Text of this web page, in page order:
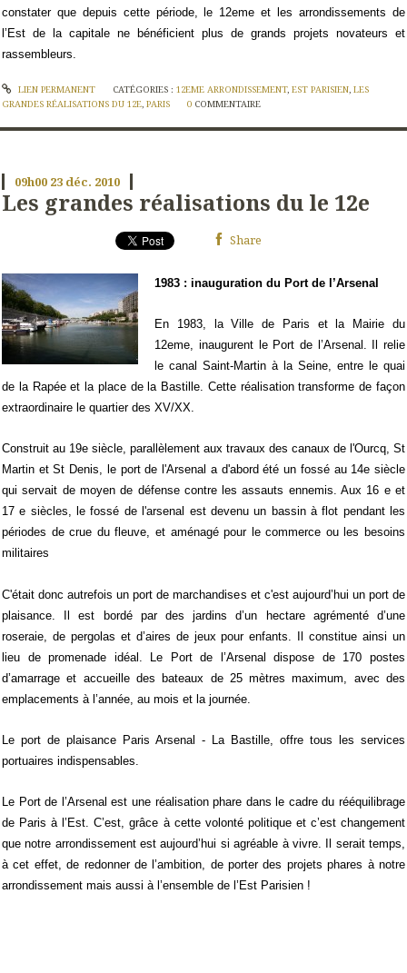
constater que depuis cette période, le 12eme et les arrondissements de
l’Est de la capitale ne bénéficient plus de grands projets novateurs et
rassembleurs.
LIEN PERMANENT CATÉGORIES : 12EME ARRONDISSEMENT, EST PARISIEN, LES
GRANDES RÉALISATIONS DU 12E, PARIS 0 COMMENTAIRE
09h00 23 déc. 2010
Les grandes réalisations du le 12e
Share
1983 : inauguration du Port de l’Arsenal
En 1983, la Ville de Paris et la Mairie du
12eme, inaugurent le Port de l’Arsenal. Il relie
le canal Saint-Martin à la Seine, entre le quai
de la Rapée et la place de la Bastille. Cette réalisation transforme de façon
extraordinaire le quartier des XV/XX.
Construit au 19e siècle, parallèlement aux travaux des canaux de l'Ourcq, St
Martin et St Denis, le port de l'Arsenal a d'abord été un fossé au 14e siècle
qui servait de moyen de défense contre les assauts ennemis. Aux 16 e et
17 e siècles, le fossé de l'arsenal est devenu un bassin à flot pendant les
périodes de crue du fleuve, et aménagé pour le commerce ou les besoins
militaires
C'était donc autrefois un port de marchandises et c'est aujourd’hui un port de
plaisance. Il est bordé par des jardins d’un hectare agrémenté d’une
roseraie, de pergolas et d’aires de jeux pour enfants. Il constitue ainsi un
lieu de promenade idéal. Le Port de l’Arsenal dispose de 170 postes
d’amarrage et accueille des bateaux de 25 mètres maximum, avec des
emplacements à l’année, au mois et la journée.
Le port de plaisance Paris Arsenal - La Bastille, offre tous les services
portuaires indispensables.
Le Port de l’Arsenal est une réalisation phare dans le cadre du rééquilibrage
de Paris à l’Est. C’est, grâce à cette volonté politique et c’est changement
que notre arrondissement est aujourd’hui si agréable à vivre. Il serait temps,
à cet effet, de redonner de l’ambition, de porter des projets phares à notre
arrondissement mais aussi à l’ensemble de l’Est Parisien !